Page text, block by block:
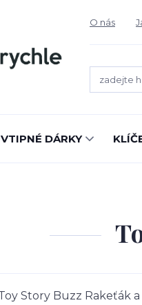
O nás
VTIPNÉ DÁRKY